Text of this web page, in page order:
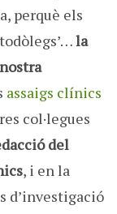
perquè els
la
assaigs clínics
col·legues
del
, i en la
d’investigació